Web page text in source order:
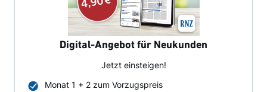
Digital-Angebot für Neukunden
Jetzt einsteigen!
Monat 1 + 2 zum Vorzugspreis